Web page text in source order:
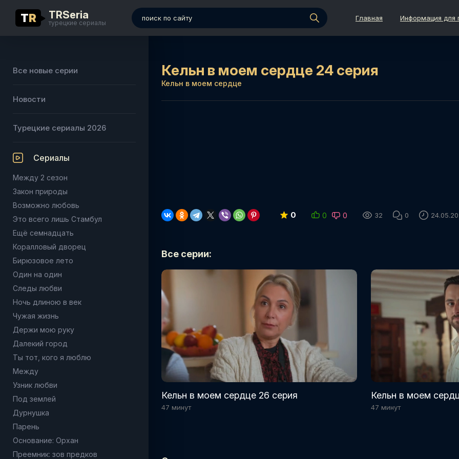
TR TRSeria
турецкие сериалы
Главная Информация для
Все новые серии
Новости
Турецкие сериалы 2026
Сериалы
Между 2 сезон
Закон природы
Возможно любовь
Это всего лишь Стамбул
Ещё семнадцать
Коралловый дворец
Бирюзовое лето
Один на один
Следы любви
Ночь длиною в век
Чужая жизнь
Держи мою руку
Далекий город
Ты тот, кого я люблю
Между
Узник любви
Под землей
Дурнушка
Парень
Основание: Орхан
Преемник: зов предков
Кельн в моем сердце 24 серия
Кельн в моем сердце
0 0 0 32 0
Все серии:
Кельн в моем сердце 26 серия
47 минут
Кельн в моем
47 минут